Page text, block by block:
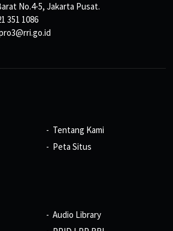
No.4-5, Jakarta Pusat.
351 1086
Tentang Kami
Peta Situs
Audio Library